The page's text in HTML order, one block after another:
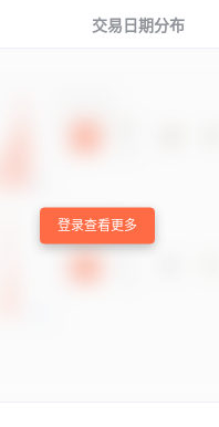
交易日期分布
登录查看更多